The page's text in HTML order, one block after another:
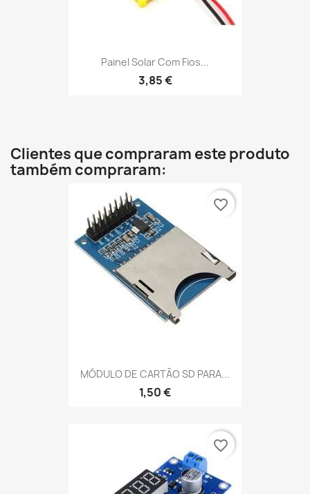
Painel Solar Com Fios...
3,85 €
Clientes que compraram este produto
também compraram:
MÓDULO DE CARTÃO SD PARA...
1,50 €
favorite_border
favorite_border